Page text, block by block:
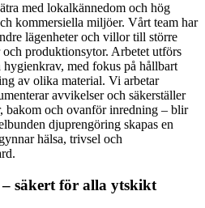
med lokalkännedom och hög
kommersiella miljöer. Vårt team har
lägenheter och villor till större
produktionsytor. Arbetet utförs
med fokus på hållbart
av olika material. Vi arbetar
avvikelser och säkerställer
bakom och ovanför inredning – blir
djuprengöring skapas en
hälsa, trivsel och
säkert för alla ytskikt